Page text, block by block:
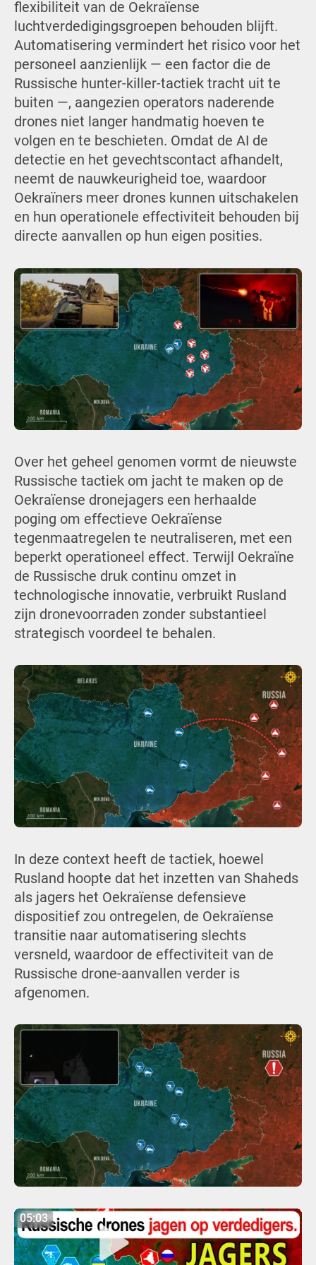
flexibiliteit van de Oekraïense
luchtverdedigingsgroepen behouden blijft.
Automatisering vermindert het risico voor het
personeel aanzienlijk — een factor die de
Russische hunter-killer-tactiek tracht uit te
buiten —, aangezien operators naderende
drones niet langer handmatig hoeven te
volgen en te beschieten. Omdat de AI de
detectie en het gevechtscontact afhandelt,
neemt de nauwkeurigheid toe, waardoor
Oekraïners meer drones kunnen uitschakelen
en hun operationele effectiviteit behouden bij
directe aanvallen op hun eigen posities.
Over het geheel genomen vormt de nieuwste
Russische tactiek om jacht te maken op de
Oekraïense dronejagers een herhaalde
poging om effectieve Oekraïense
tegenmaatregelen te neutraliseren, met een
beperkt operationeel effect. Terwijl Oekraïne
de Russische druk continu omzet in
technologische innovatie, verbruikt Rusland
zijn dronevoorraden zonder substantieel
strategisch voordeel te behalen.
In deze context heeft de tactiek, hoewel
Rusland hoopte dat het inzetten van Shaheds
als jagers het Oekraïense defensieve
dispositief zou ontregelen, de Oekraïense
transitie naar automatisering slechts
versneld, waardoor de effectiviteit van de
Russische drone-aanvallen verder is
afgenomen.
05:03